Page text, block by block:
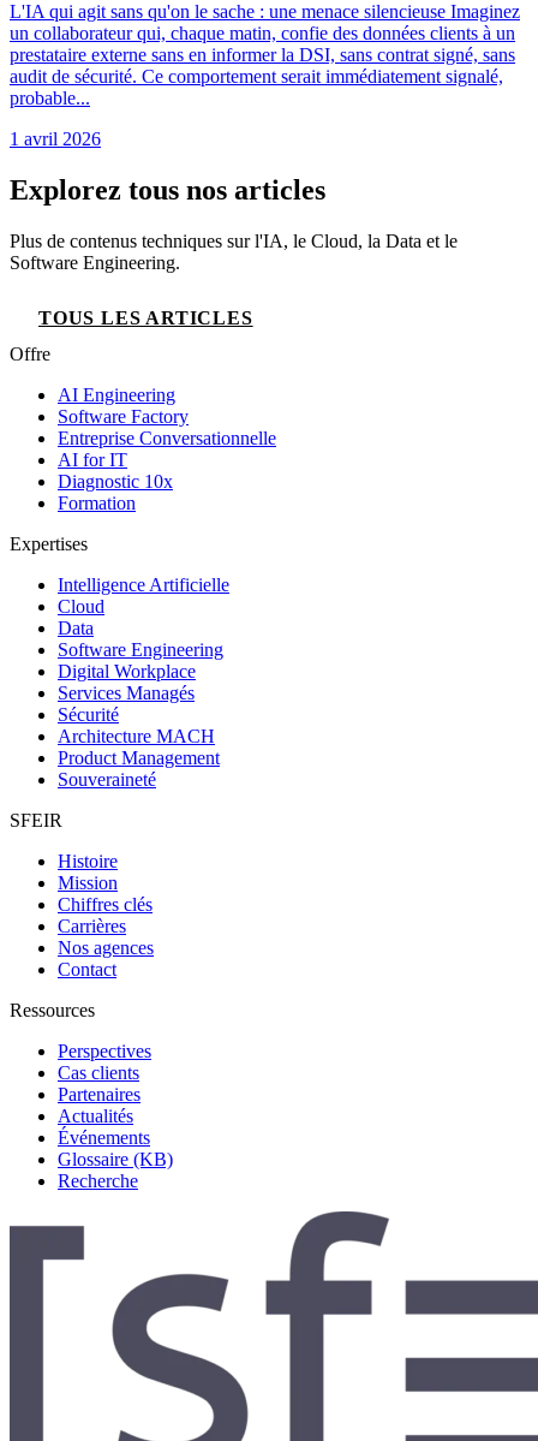
L'IA qui agit sans qu'on le sache : une menace silencieuse Imaginez
un collaborateur qui, chaque matin, confie des données clients à un
prestataire externe sans en informer la DSI, sans contrat signé, sans
audit de sécurité. Ce comportement serait immédiatement signalé,
probable...
1 avril 2026
Explorez tous nos articles
Plus de contenus techniques sur l'IA, le Cloud, la Data et le
Software Engineering.
TOUS LES ARTICLES
Offre
AI Engineering
Software Factory
Entreprise Conversationnelle
AI for IT
Diagnostic 10x
Formation
Expertises
Intelligence Artificielle
Cloud
Data
Software Engineering
Digital Workplace
Services Managés
Sécurité
Architecture MACH
Product Management
Souveraineté
SFEIR
Histoire
Mission
Chiffres clés
Carrières
Nos agences
Contact
Ressources
Perspectives
Cas clients
Partenaires
Actualités
Événements
Glossaire (KB)
Recherche